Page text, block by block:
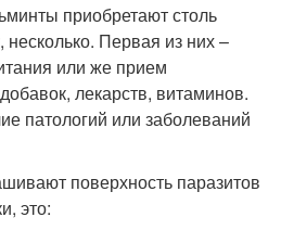
приобретают столь
Первая из них –
или же прием
лекарств, витаминов.
патологий или заболеваний
поверхность паразитов
это: